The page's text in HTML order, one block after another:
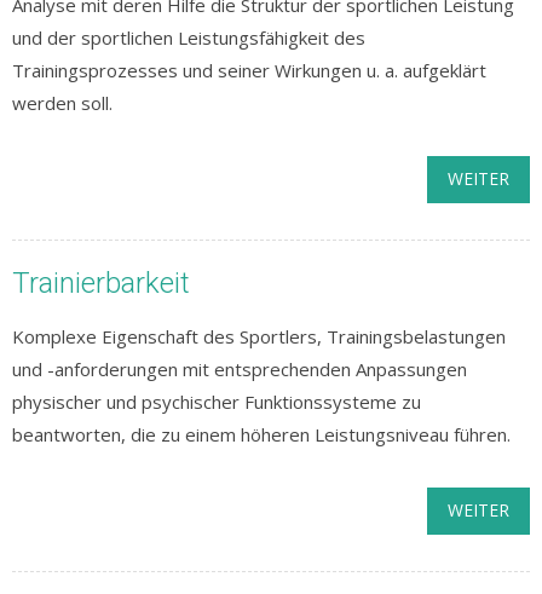
Analyse mit deren Hilfe die Struktur der sportlichen Leistung
und der sportlichen Leistungsfähigkeit des
Trainingsprozesses und seiner Wirkungen u. a. aufgeklärt
werden soll.
WEITER
Trainierbarkeit
Komplexe Eigenschaft des Sportlers, Trainingsbelastungen
und -anforderungen mit entsprechenden Anpassungen
physischer und psychischer Funktionssysteme zu
beantworten, die zu einem höheren Leistungsniveau führen.
WEITER